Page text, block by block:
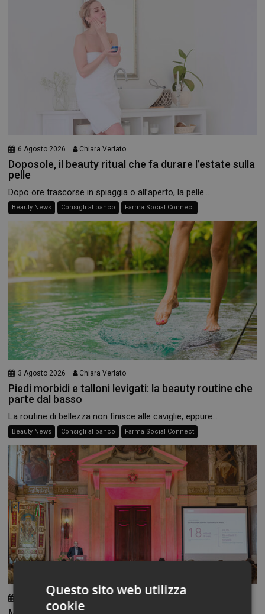
6 Agosto 2026 Chiara Verlato
Doposole, il beauty ritual che fa durare l’estate sulla
pelle
Dopo ore trascorse in spiaggia o all’aperto, la pelle...
Beauty News Consigli al banco Farma Social Connect
3 Agosto 2026 Chiara Verlato
Piedi morbidi e talloni levigati: la beauty routine che
parte dal basso
La routine di bellezza non finisce alle caviglie, eppure...
Beauty News Consigli al banco Farma Social Connect
23 Luglio 2026
Questo sito web utilizza
cookie